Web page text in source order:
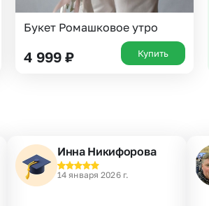
Букет Ромашковое утро
4 999 ₽ Купить
Инна Никифорова
14 января 2026 г.